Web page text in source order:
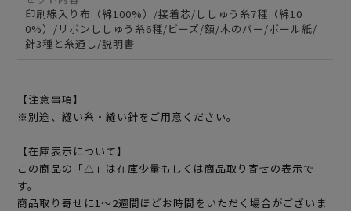
印刷線入り布（綿100%）/接着芯/ししゅう糸7種（綿10
0%）/リボンししゅう糸6種/ビーズ/額/木のバー/ボール紙/
針3種と糸通し/説明書
【注意事項】
※別途、縫い糸・縫い針をご用意ください。
【在庫表示について】
この商品の「△」は在庫少量もしくは商品取り寄せの表示で
す。
商品取り寄せに1～2週間ほどお時間をいただく場合がございま